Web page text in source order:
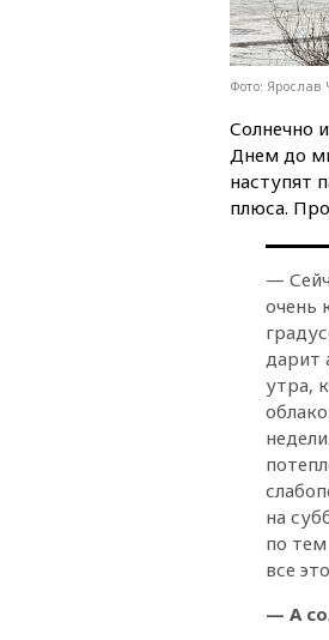
Фото:
Солнечно
Днем до
наступят
плюса.
—
очень
дарит
утра,
на
по
все
— А